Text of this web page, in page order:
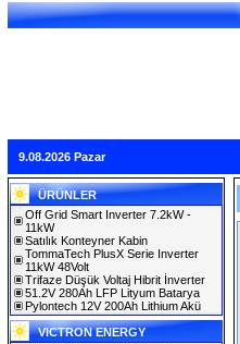
9.08.2026 Pazar
ÜRÜNLER
Off Grid Smart Inverter 7.2kW -
11kW
Satılık Konteyner Kabin
TommaTech PlusX Serie Inverter
11kW 48Volt
Trifaze Düşük Voltaj Hibrit İnverter
51.2V 280Ah LFP Lityum Batarya
Pylontech 12V 200Ah Lithium Akü
VICTRON ENERGY